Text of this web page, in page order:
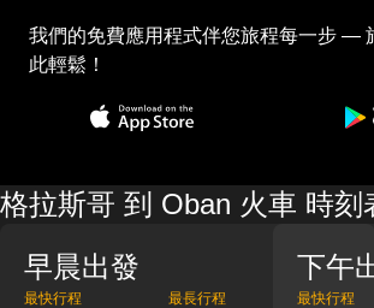
我們的免費應用程式伴您旅程每一步 —
此輕鬆！
格拉斯哥 到 Oban 火車 時刻
早晨出發
最快行程 最長行程
下午
最快行程